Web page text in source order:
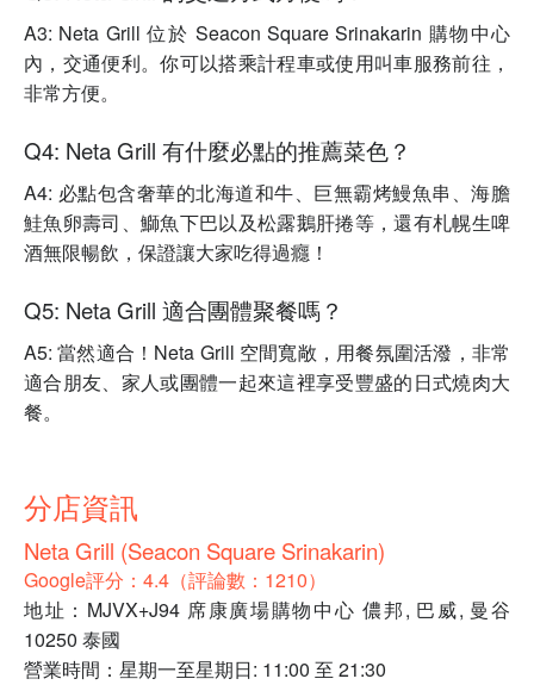
A3: Neta Grill 位於 Seacon Square Srinakarin 購物中心
內，交通便利。你可以搭乘計程車或使用叫車服務前往，
非常方便。
Q4: Neta Grill 有什麼必點的推薦菜色？
A4: 必點包含奢華的北海道和牛、巨無霸烤鰻魚串、海膽
鮭魚卵壽司、鰤魚下巴以及松露鵝肝捲等，還有札幌生啤
酒無限暢飲，保證讓大家吃得過癮！
Q5: Neta Grill 適合團體聚餐嗎？
A5: 當然適合！Neta Grill 空間寬敞，用餐氛圍活潑，非常
適合朋友、家人或團體一起來這裡享受豐盛的日式燒肉大
餐。
分店資訊
Neta Grill (Seacon Square Srinakarin)
Google評分：4.4（評論數：1210）
地址：MJVX+J94 席康廣場購物中心 儂邦, 巴威, 曼谷
10250 泰國
營業時間：星期一至星期日: 11:00 至 21:30